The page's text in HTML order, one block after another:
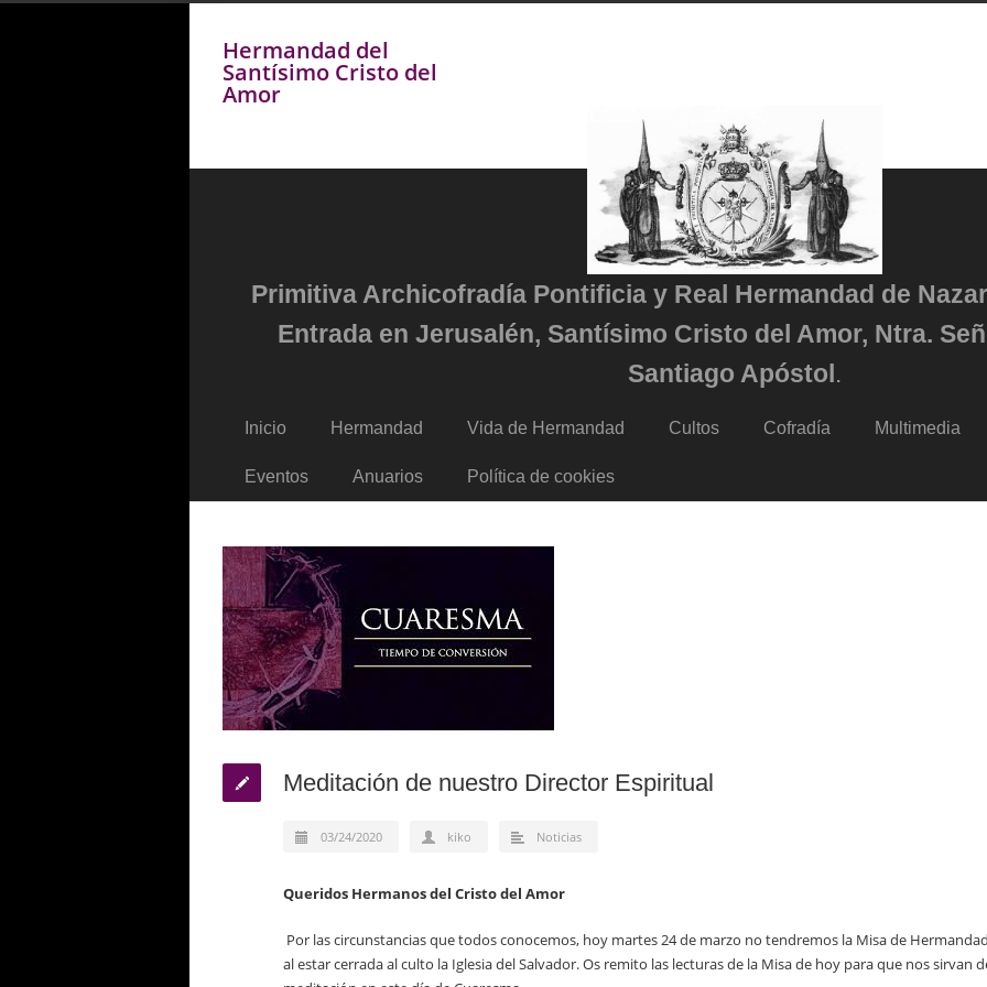
Hermandad del
Santísimo Cristo del
Amor
Primitiva Archicofradía Pontificia y Real Hermandad de
Entrada en Jerusalén, Santísimo Cristo del Amor, Ntra.
Santiago Apóstol.
Inicio Hermandad Vida de Hermandad Cultos Cofradía Multimedia
Eventos Anuarios Política de cookies
Meditación de nuestro Director Espiritual
03/24/2020 kiko Noticias
Queridos Hermanos del Cristo del Amor
Por las circunstancias que todos conocemos, hoy martes 24 de marzo no tendremos la Misa de
al estar cerrada al culto la Iglesia del Salvador. Os remito las lecturas de la Misa de hoy para que nos sirvan